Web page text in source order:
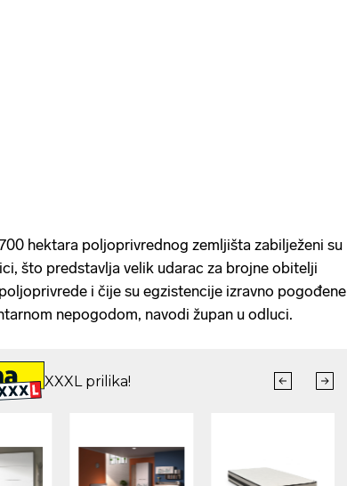
hektara poljoprivrednog zemljišta zabilježeni su
što predstavlja velik udarac za brojne obitelji
i čije su egzistencije izravno pogođene
nepogodom, navodi župan u odluci.